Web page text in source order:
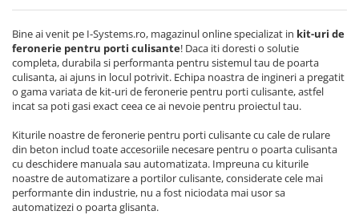
Receptoare
Telecomenzi
Bine ai venit pe I-Systems.ro, magazinul online specializat in kit-uri de
feronerie pentru porti culisante! Daca iti doresti o solutie
completa, durabila si performanta pentru sistemul tau de poarta
culisanta, ai ajuns in locul potrivit. Echipa noastra de ingineri a pregatit
o gama variata de kit-uri de feronerie pentru porti culisante, astfel
incat sa poti gasi exact ceea ce ai nevoie pentru proiectul tau.
Kiturile noastre de feronerie pentru porti culisante cu cale de rulare
din beton includ toate accesoriile necesare pentru o poarta culisanta
cu deschidere manuala sau automatizata. Impreuna cu kiturile
noastre de automatizare a portilor culisante, considerate cele mai
performante din industrie, nu a fost niciodata mai usor sa
automatizezi o poarta glisanta.